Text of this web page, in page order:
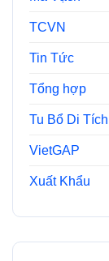
TCVN
Tin Tức
Tổng hợp
Tu Bổ Di Tích
VietGAP
Xuất Khẩu